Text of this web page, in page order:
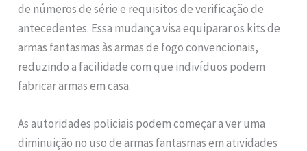
de números de série e requisitos de verificação de
antecedentes. Essa mudança visa equiparar os kits de
armas fantasmas às armas de fogo convencionais,
reduzindo a facilidade com que indivíduos podem
fabricar armas em casa.
As autoridades policiais podem começar a ver uma
diminuição no uso de armas fantasmas em atividades